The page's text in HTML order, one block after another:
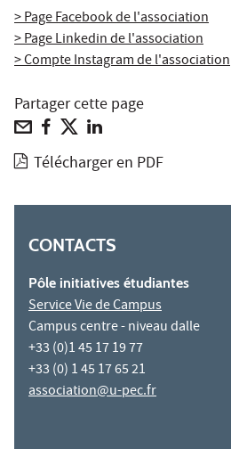
> Page Facebook de l'association
> Page Linkedin de l'association
> Compte Instagram de l'association
Partager cette page
Télécharger en PDF
CONTACTS
Pôle initiatives étudiantes
Service Vie de Campus
Campus centre - niveau dalle
+33 (0)1 45 17 19 77
+33 (0) 1 45 17 65 21
association@u-pec.fr